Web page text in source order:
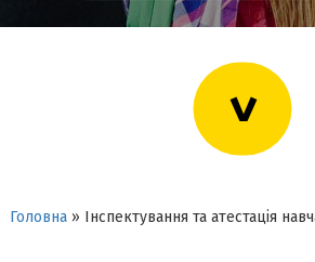
>
Головна» Інспектування та атестація